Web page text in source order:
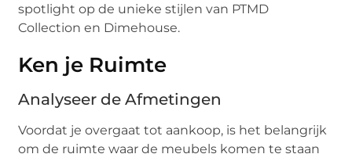
spotlight op de unieke stijlen van PTMD
Collection en Dimehouse.
Ken je Ruimte
Analyseer de Afmetingen
Voordat je overgaat tot aankoop, is het belangrijk
om de ruimte waar de meubels komen te staan